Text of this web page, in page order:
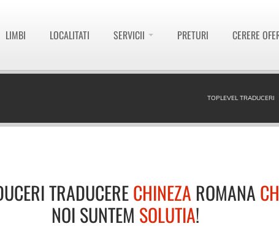
LIMBI LOCALITATI SERVICII PRETURI CERERE
TOPLEVEL TRADUCERI
TRADUCERECHINEZA ROMANA
NOI SUNTEM SOLUTIA!